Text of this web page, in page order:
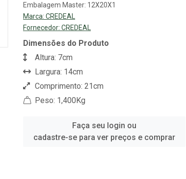
Embalagem Master: 12X20X1
Marca: CREDEAL
Fornecedor: CREDEAL
Dimensões do Produto
Altura: 7cm
Largura: 14cm
Comprimento: 21cm
Peso: 1,400Kg
Faça seu login ou
cadastre-se para ver preços e comprar